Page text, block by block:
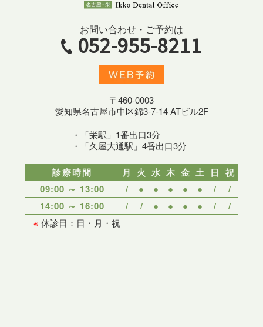
お問い合わせ・ご予約は
052-955-8211
〒460-0003
愛知県名古屋市中区錦3-7-14 ATビル2F
・「栄駅」1番出口3分
・「久屋大通駅」4番出口3分
診療時間 月 火 水 木 金 土 日 祝
09:00 ～ 13:00
/ ● ● ● ● ● /
/
14:00 ～ 16:00
/ / ● ● ● ● / /
※ 休診日：日・月・祝